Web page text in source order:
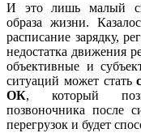
И это лишь малый
образа жизни.
расписание зарядку,
недостатка движения
объективные и
ситуаций может стать
ОК, который
позвоночника после
перегрузок и будет